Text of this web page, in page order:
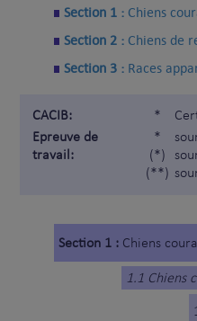
Section 1 : Chiens
Section 2 : Chiens de
Section 3 : Races
CACIB: *
Epreuve de
travail:
*
(*)
(**)
Section 1 : Chiens
1.1 Chiens